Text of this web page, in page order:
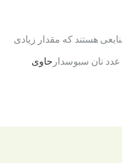
هستند که مقدار زیادی
عدد نان سبوس­دار حاوی